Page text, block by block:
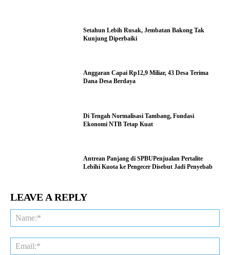
Setahun Lebih Rusak, Jembatan Bakong Tak
Kunjung Diperbaiki
Anggaran Capai Rp12,9 Miliar, 43 Desa Terima
Dana Desa Berdaya
Di Tengah Normalisasi Tambang, Fondasi
Ekonomi NTB Tetap Kuat
Antrean Panjang di SPBUPenjualan Pertalite
Lebihi Kuota ke Pengecer Disebut Jadi Penyebab
LEAVE A REPLY